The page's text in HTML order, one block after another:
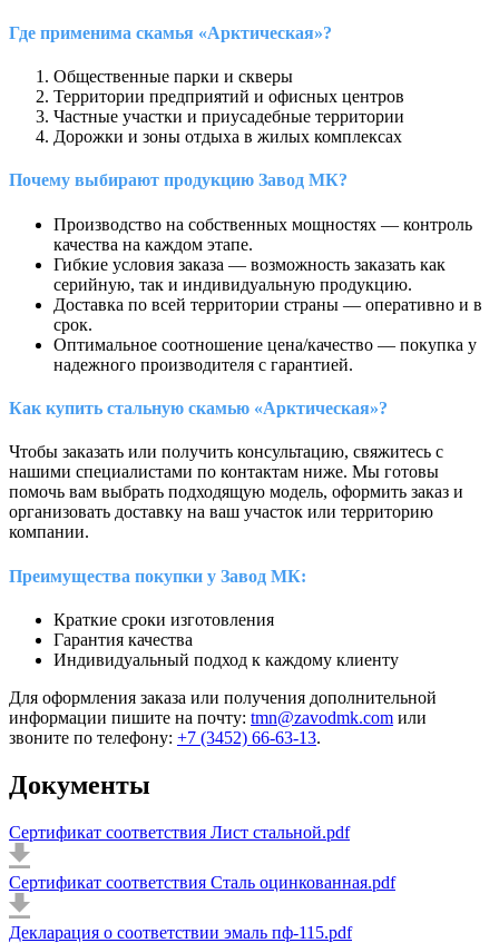
Где применима скамья «Арктическая»?
Общественные парки и скверы
Территории предприятий и офисных центров
Частные участки и приусадебные территории
Дорожки и зоны отдыха в жилых комплексах
Почему выбирают продукцию Завод МК?
Производство на собственных мощностях — контроль
качества на каждом этапе.
Гибкие условия заказа — возможность заказать как
серийную, так и индивидуальную продукцию.
Доставка по всей территории страны — оперативно и в
срок.
Оптимальное соотношение цена/качество — покупка у
надежного производителя с гарантией.
Как купить стальную скамью «Арктическая»?
Чтобы заказать или получить консультацию, свяжитесь с
нашими специалистами по контактам ниже. Мы готовы
помочь вам выбрать подходящую модель, оформить заказ и
организовать доставку на ваш участок или территорию
компании.
Преимущества покупки у Завод МК:
Краткие сроки изготовления
Гарантия качества
Индивидуальный подход к каждому клиенту
Для оформления заказа или получения дополнительной
информации пишите на почту: tmn@zavodmk.com или
звоните по телефону: +7 (3452) 66-63-13.
Документы
Сертификат соответствия Лист стальной.pdf
Сертификат соответствия Сталь оцинкованная.pdf
Декларация о соответствии эмаль пф-115.pdf